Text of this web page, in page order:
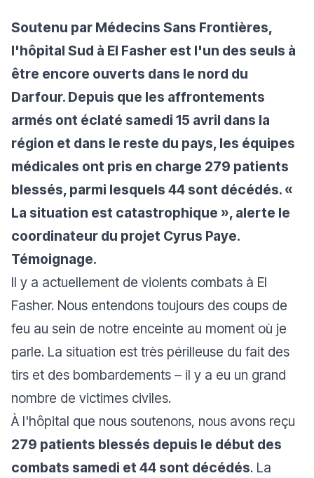
Soutenu par Médecins Sans Frontières,
l'hôpital Sud à El Fasher est l'un des seuls à
être encore ouverts dans le nord du
Darfour. Depuis que les affrontements
armés ont éclaté samedi 15 avril dans la
région et dans le reste du pays, les équipes
médicales ont pris en charge 279 patients
blessés, parmi lesquels 44 sont décédés. «
La situation est catastrophique », alerte le
coordinateur du projet Cyrus Paye.
Témoignage.
Il y a actuellement de violents combats à El
Fasher. Nous entendons toujours des coups de
feu au sein de notre enceinte au moment où je
parle. La situation est très périlleuse du fait des
tirs et des bombardements – il y a eu un grand
nombre de victimes civiles.
À l'hôpital que nous soutenons, nous avons reçu
279 patients blessés depuis le début des
combats samedi et 44 sont décédés. La